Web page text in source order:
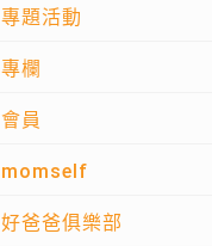
專題活動
專欄
會員
momself
好爸爸俱樂部